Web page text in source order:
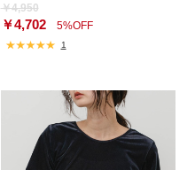
￥4,950
￥4,7025%OFF
1